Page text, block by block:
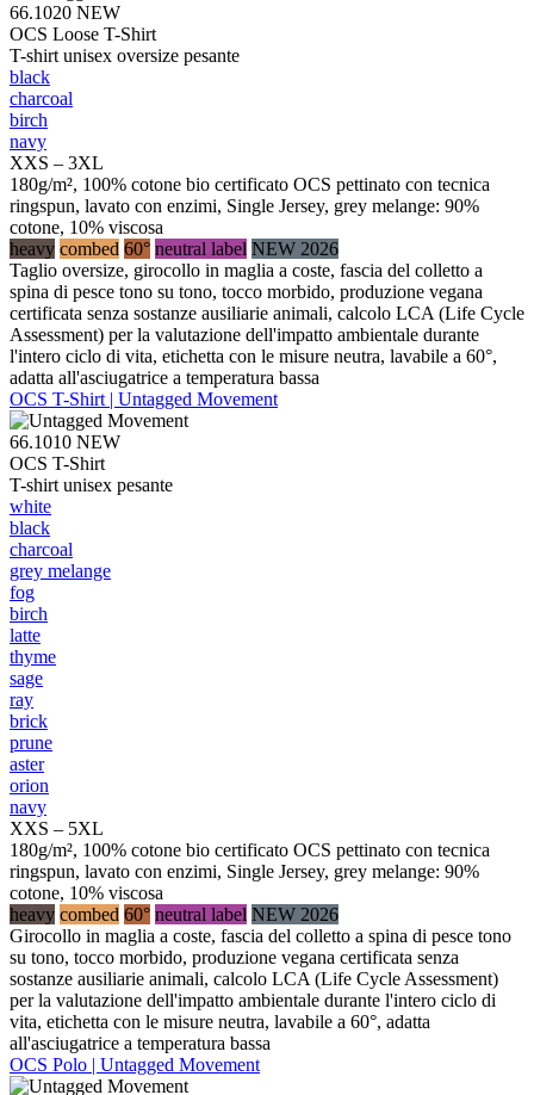
66.1020 NEW
OCS Loose T-Shirt
T-shirt unisex oversize pesante
black
charcoal
birch
navy
XXS – 3XL
180g/m², 100% cotone bio certificato OCS pettinato con tecnica
ringspun, lavato con enzimi, Single Jersey, grey melange: 90%
cotone, 10% viscosa
heavy combed 60° neutral label NEW 2026
Taglio oversize, girocollo in maglia a coste, fascia del colletto a
spina di pesce tono su tono, tocco morbido, produzione vegana
certificata senza sostanze ausiliarie animali, calcolo LCA (Life Cycle
Assessment) per la valutazione dell'impatto ambientale durante
l'intero ciclo di vita, etichetta con le misure neutra, lavabile a 60°,
adatta all'asciugatrice a temperatura bassa
OCS T-Shirt | Untagged Movement
66.1010 NEW
OCS T-Shirt
T-shirt unisex pesante
white
black
charcoal
grey melange
fog
birch
latte
thyme
sage
ray
brick
prune
aster
orion
navy
XXS – 5XL
180g/m², 100% cotone bio certificato OCS pettinato con tecnica
ringspun, lavato con enzimi, Single Jersey, grey melange: 90%
cotone, 10% viscosa
heavy combed 60° neutral label NEW 2026
Girocollo in maglia a coste, fascia del colletto a spina di pesce tono
su tono, tocco morbido, produzione vegana certificata senza
sostanze ausiliarie animali, calcolo LCA (Life Cycle Assessment)
per la valutazione dell'impatto ambientale durante l'intero ciclo di
vita, etichetta con le misure neutra, lavabile a 60°, adatta
all'asciugatrice a temperatura bassa
OCS Polo | Untagged Movement